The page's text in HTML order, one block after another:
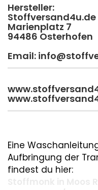
Hersteller:
Stoffversand4u.de
Marienplatz 7
94486 Osterhofen
Email:
Eine
Aufbringung der
findest du hier: